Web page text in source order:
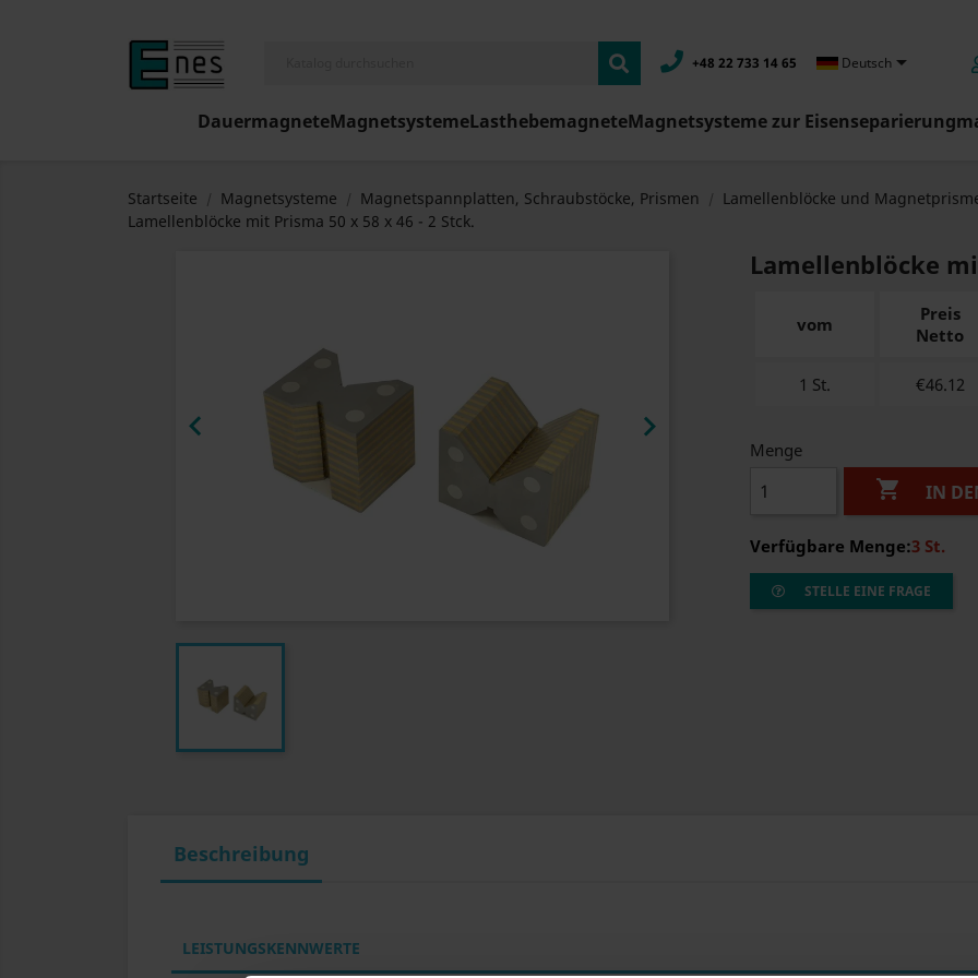
+48 22 733 14 65 Deutsch
DauermagneteMagnetsystemeLasthebemagneteMagnetsysteme zur Eisenseparierung
Startseite Magnetsysteme Magnetspannplatten, Schraubstöcke, Prismen
Lamellenblöcke und
Lamellenblöcke mit Prisma 50 x 58 x 46 - 2 Stck.
 
Lamellenblöcke
vom
Preis
Netto
1 St. €46.12
Menge
 IN
Verfügbare Menge:3 St.
STELLE EINE FRAGE
Beschreibung
LEISTUNGSKENNWERTE